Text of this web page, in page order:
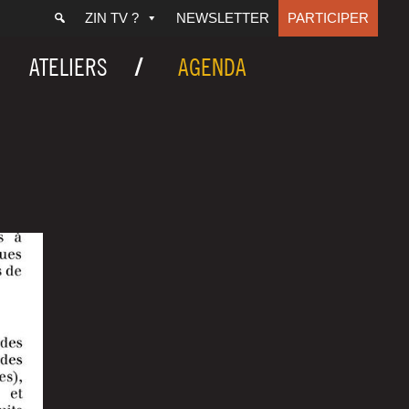
ZIN TV ? NEWSLETTER PARTICIPER
ATELIERS AGENDA